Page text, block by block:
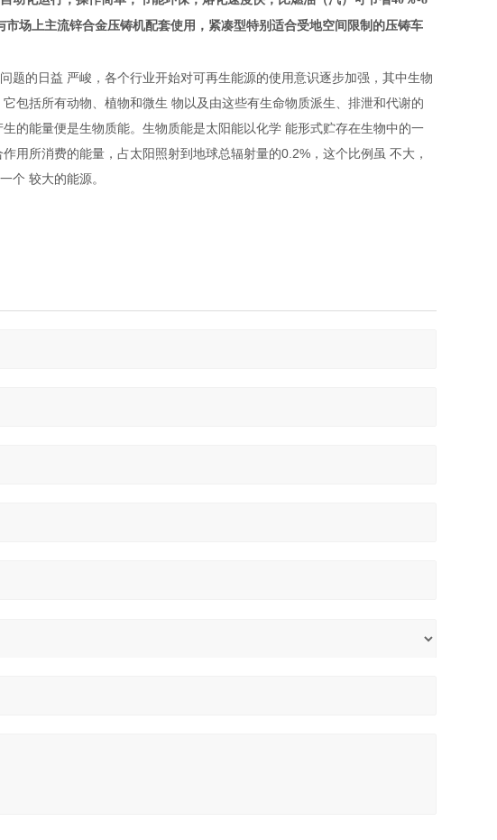
场上主流锌合金压铸机配套使用，紧凑型特别适合受地空间限制的压铸车
题的日益 严峻，各个行业开始对可再生能源的使用意识逐步加强，其中生物
包括所有动物、植物和微生 物以及由这些有生命物质派生、排泄和代谢的
的能量便是生物质能。生物质能是太阳能以化学 能形式贮存在生物中的一
用所消费的能量，占太阳照射到地球总辐射量的0.2%，这个比例虽 不大，
个 较大的能源。